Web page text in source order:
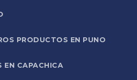
PRODUCTOS EN PUNO
EN CAPACHICA